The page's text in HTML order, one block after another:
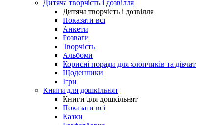
Дитяча творчість і дозвілля
Дитяча творчість і дозвілля
Показати всі
Анкети
Розваги
Творчість
Альбоми
Корисні поради для хлопчиків та дівчат
Щоденники
Ігри
Книги для дошкільнят
Книги для дошкільнят
Показати всі
Казки